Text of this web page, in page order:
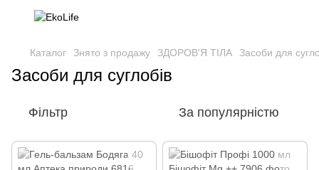
Каталог Знято з продажу ЗДОРОВ'Я ТІЛА Засоби для
Засоби для суглобів
Фільтр За популярністю